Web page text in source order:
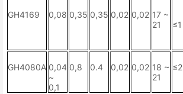
GH4169 0,08 0,35 0,35 0,02 0,02 17 ~
21
≤1
GH4080A 0,04
~
0,1
0,8 0.4 0,02 0,02 18 ~
21
≤2